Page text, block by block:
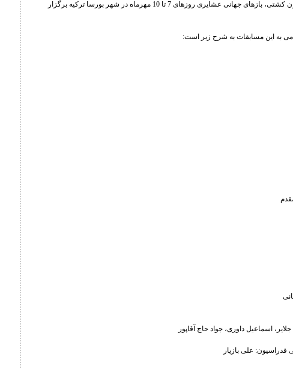
به گزارش روابط عمومی فدراسیون کشتی، بازهای جهانی عشایری روزهای 7 تا 10 مهرماه در شهر بورسا ترکیه برگزار
به این مسابقات به شرح زیر است:
اسماعیل داوری، جواد حاج آقاپور
علی بازیار